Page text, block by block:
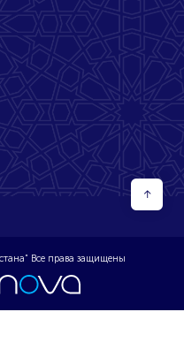
↑
Все права защищены